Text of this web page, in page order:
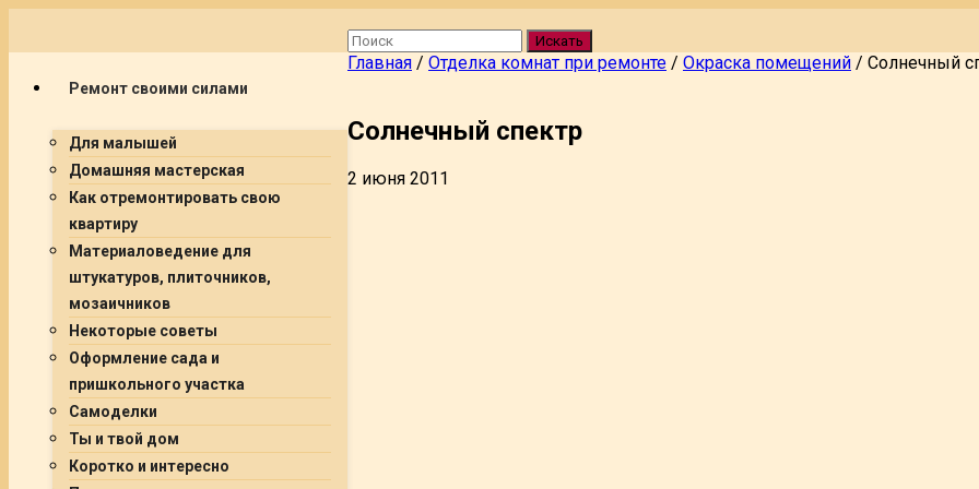
Ремонт своими силами
Для малышей
Домашняя мастерская
Как отремонтировать свою
квартиру
Материаловедение для
штукатуров, плиточников,
мозаичников
Некоторые советы
Оформление сада и
пришкольного участка
Самоделки
Ты и твой дом
Коротко и интересно
Искать
Главная / Отделка комнат при ремонте / Окраска помещений / Солнечный
Солнечный спектр
2 июня 2011